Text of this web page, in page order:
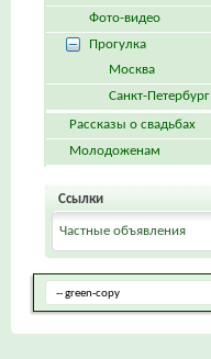
Фото-видео
Прогулка
Москва
Санкт-Петербург
Рассказы о свадьбах
Молодоженам
Ссылки
Частные объявления